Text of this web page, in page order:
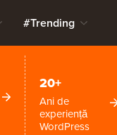
#Trending
20+
Ani de
experiență
WordPress